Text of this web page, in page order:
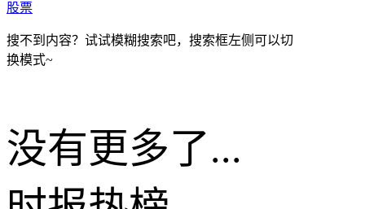
股票
搜不到内容？试试模糊搜索吧，搜索框左侧可以切
换模式~
没有更多了...